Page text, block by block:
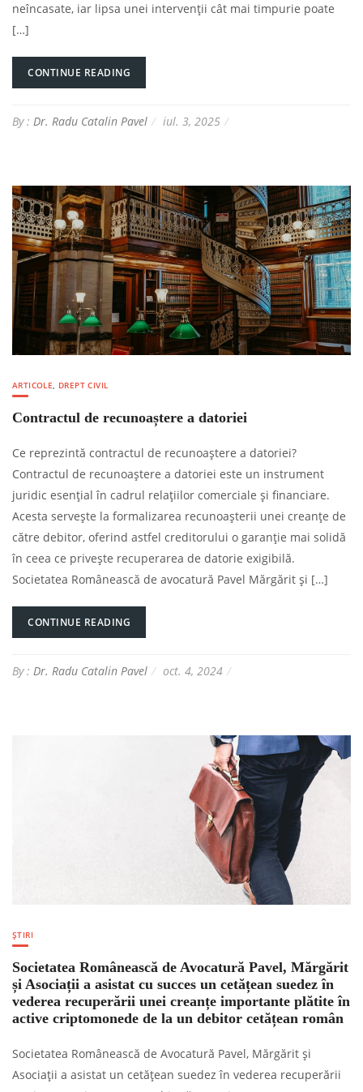
neîncasate, iar lipsa unei intervenții cât mai timpurie poate
[…]
CONTINUE READING
By : Dr. Radu Catalin Pavel iul. 3, 2025
ARTICOLE, DREPT CIVIL
Contractul de recunoaștere a datoriei
Ce reprezintă contractul de recunoaștere a datoriei?
Contractul de recunoaștere a datoriei este un instrument
juridic esențial în cadrul relațiilor comerciale și financiare.
Acesta servește la formalizarea recunoașterii unei creanțe de
către debitor, oferind astfel creditorului o garanție mai solidă
în ceea ce privește recuperarea de datorie exigibilă.
Societatea Românească de avocatură Pavel Mărgărit și […]
CONTINUE READING
By : Dr. Radu Catalin Pavel oct. 4, 2024
ȘTIRI
Societatea Românească de Avocatură Pavel, Mărgărit
și Asociații a asistat cu succes un cetățean suedez în
vederea recuperării unei creanțe importante plătite în
active criptomonede de la un debitor cetățean român
Societatea Românească de Avocatură Pavel, Mărgărit și
Asociații a asistat un cetățean suedez în vederea recuperării